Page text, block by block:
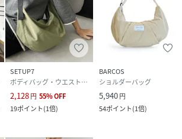
SETUP7
ボディバッグ・ウエストポーチ
2,128円 55%OFF
19ポイント(1倍)
BARCOS
ショルダーバッグ
5,940円
54ポイント(1倍)